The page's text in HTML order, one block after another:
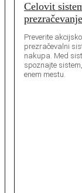
Celovit
prezračevanje
Preverite
prezračevalni
nakupa. Med
spoznajte
enem mestu.